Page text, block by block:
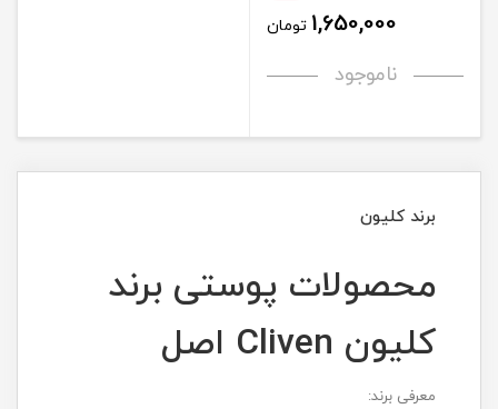
1,650,000 تومان
ناموجود
برند کلیون
محصولات پوستی برند
کلیون Cliven اصل
معرفی برند: